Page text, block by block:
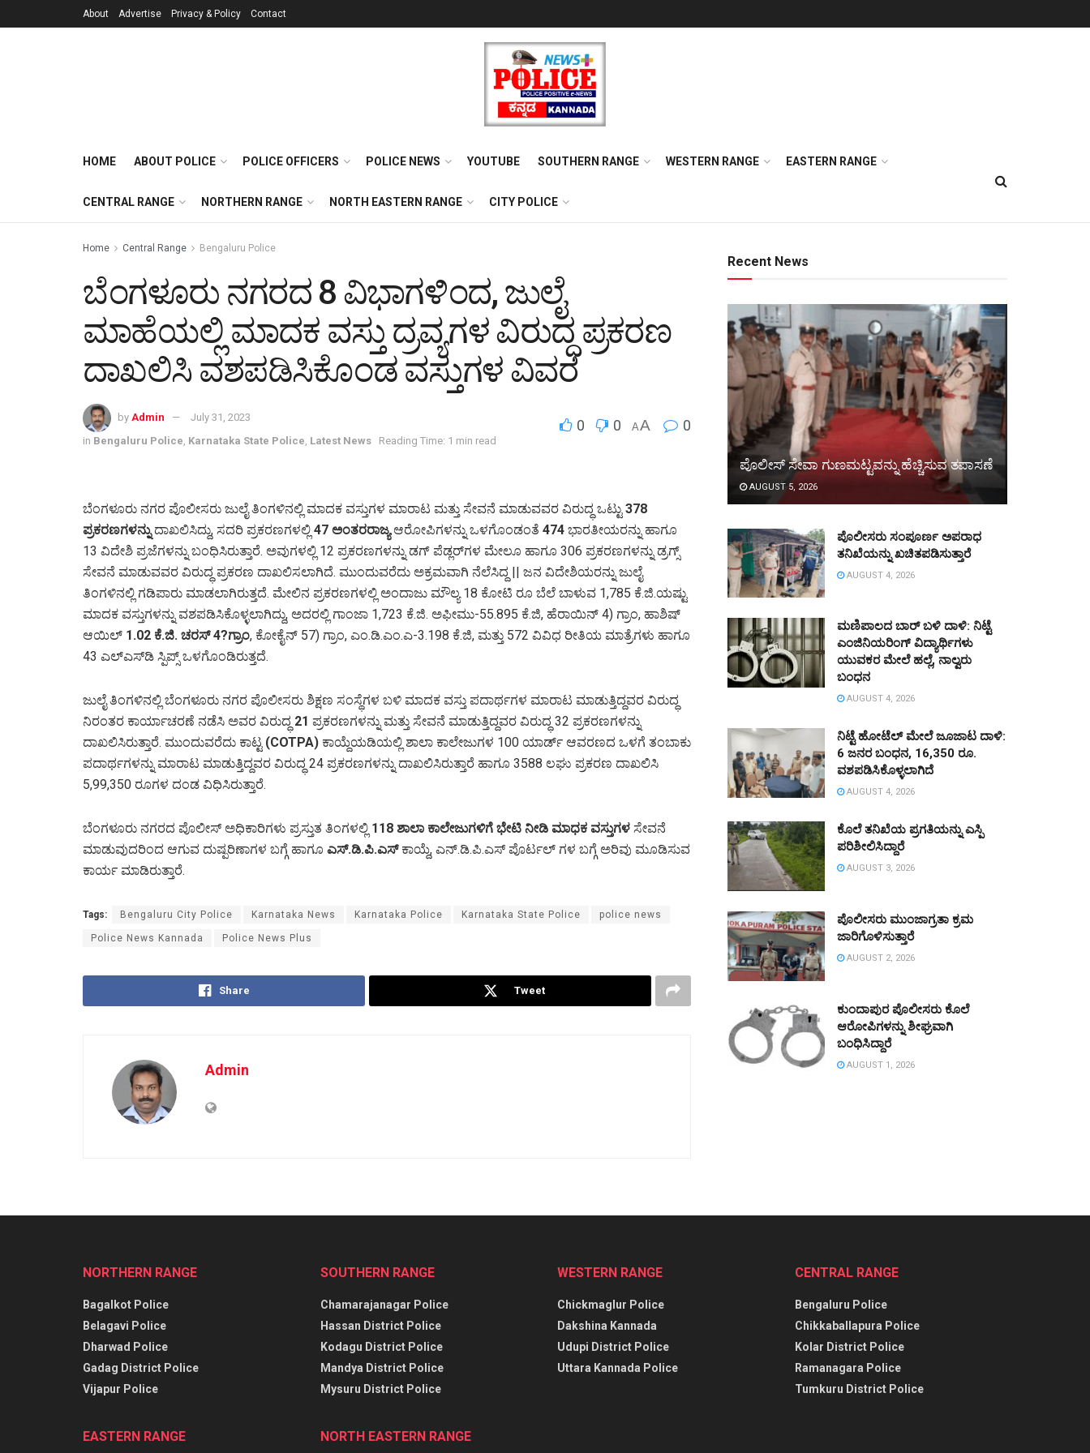
About Advertise Privacy & Policy Contact
HOME ABOUT POLICE POLICE OFFICERS POLICE NEWS YOUTUBE SOUTHERN RANGE WESTERN RANGE EASTERN RANGE
CENTRAL RANGE NORTHERN RANGE NORTH EASTERN RANGE CITY POLICE
Home Central Range Bengaluru Police
ಬೆಂಗಳೂರು ನಗರದ 8 ವಿಭಾಗಳಿಂದ, ಜುಲೈ
ಮಾಹೆಯಲ್ಲಿ ಮಾದಕ ವಸ್ತು ದ್ರವ್ಯಗಳ ವಿರುದ್ಧ ಪ್ರಕರಣ
ದಾಖಲಿಸಿ ವಶಪಡಿಸಿಕೊಂಡ ವಸ್ತುಗಳ ವಿವರ
by Admin
July 31, 2023
in Bengaluru Police Karnataka State Police Latest News Reading Time: 1 min read
0 0 AA 0
ಬೆಂಗಳೂರು ನಗರ ಪೊಲೀಸರು ಜುಲೈ ತಿಂಗಳಿನಲ್ಲಿ ಮಾದಕ ವಸ್ತುಗಳ ಮಾರಾಟ ಮತ್ತು ಸೇವನೆ ಮಾಡುವವರ ವಿರುದ್ಧ ಒಟ್ಟು 378
ಪ್ರಕರಣಗಳನ್ನುದಾಖಲಿಸಿದ್ದು, ಸದರಿ ಪ್ರಕರಣಗಳಲ್ಲಿ 47 ಅಂತರರಾಜ್ಯಆರೋಪಿಗಳನ್ನು ಒಳಗೊಂಡಂತೆ 474 ಭಾರತೀಯರನ್ನು ಹಾಗೂ
13 ವಿದೇಶಿ ಪ್ರಜೆಗಳನ್ನು ಬಂಧಿಸಿರುತ್ತಾರೆ. ಅವುಗಳಲ್ಲಿ 12 ಪ್ರಕರಣಗಳನ್ನು ಡಗ್ ಪೆಡ್ಲರ್‌ಗಳ ಮೇಲೂ ಹಾಗೂ 306 ಪ್ರಕರಣಗಳನ್ನು ಡ್ರಗ್ಸ್
ಸೇವನೆ ಮಾಡುವವರ ವಿರುದ್ಧ ಪ್ರಕರಣ ದಾಖಲಿಸಲಾಗಿದೆ. ಮುಂದುವರೆದು ಅಕ್ರಮವಾಗಿ ನೆಲೆಸಿದ್ದ || ಜನ ವಿದೇಶಿಯರನ್ನು ಜುಲೈ
ತಿಂಗಳಿನಲ್ಲಿ ಗಡಿಪಾರು ಮಾಡಲಾಗಿರುತ್ತದೆ. ಮೇಲಿನ ಪ್ರಕರಣಗಳಲ್ಲಿ ಅಂದಾಜು ಮೌಲ್ಯ 18 ಕೋಟಿ ರೂ ಬೆಲೆ ಬಾಳುವ 1,785 ಕೆ.ಜಿ.ಯಷ್ಟು
ಮಾದಕ ವಸ್ತುಗಳನ್ನು ವಶಪಡಿಸಿಕೊಳ್ಳಲಾಗಿದ್ದು, ಅದರಲ್ಲಿ ಗಾಂಜಾ 1,723 ಕೆ.ಜಿ. ಅಫೀಮು-55.895 ಕೆ.ಜಿ, ಹೆರಾಯಿನ್ 4) ಗ್ರಾಂ, ಹಾಶಿಷ್
ಆಯಿಲ್ 1.02 ಕೆ.ಜಿ. ಚರಸ್ 4?ಗ್ರಾಂ, ಕೋಕೈನ್ 57) ಗ್ರಾಂ, ಎಂ.ಡಿ.ಎಂ.ಎ-3.198 ಕೆ.ಜಿ, ಮತ್ತು 572 ವಿವಿಧ ರೀತಿಯ ಮಾತ್ರೆಗಳು ಹಾಗೂ
43 ಎಲ್‌ಎಸ್‌ಡಿ ಸ್ಪಿಪ್ಸ್ ಒಳಗೊಂಡಿರುತ್ತದೆ.
ಜುಲೈ ತಿಂಗಳಿನಲ್ಲಿ ಬೆಂಗಳೂರು ನಗರ ಪೊಲೀಸರು ಶಿಕ್ಷಣ ಸಂಸ್ಥೆಗಳ ಬಳಿ ಮಾದಕ ವಸ್ತು ಪದಾರ್ಥಗಳ ಮಾರಾಟ ಮಾಡುತ್ತಿದ್ದವರ ವಿರುದ್ಧ
ನಿರಂತರ ಕಾರ್ಯಾಚರಣೆ ನಡೆಸಿ ಅವರ ವಿರುದ್ಧ 21 ಪ್ರಕರಣಗಳನ್ನು ಮತ್ತು ಸೇವನೆ ಮಾಡುತ್ತಿದ್ದವರ ವಿರುದ್ಧ 32 ಪ್ರಕರಣಗಳನ್ನು
ದಾಖಲಿಸಿರುತ್ತಾರೆ. ಮುಂದುವರೆದು ಕಾಟ್ಟ (COTPA) ಕಾಯ್ದೆಯಡಿಯಲ್ಲಿ ಶಾಲಾ ಕಾಲೇಜುಗಳ 100 ಯಾರ್ಡ್ ಆವರಣದ ಒಳಗೆ ತಂಬಾಕು
ಪದಾರ್ಥಗಳನ್ನು ಮಾರಾಟ ಮಾಡುತ್ತಿದ್ದವರ ವಿರುದ್ಧ 24 ಪ್ರಕರಣಗಳನ್ನು ದಾಖಲಿಸಿರುತ್ತಾರೆ ಹಾಗೂ 3588 ಲಘು ಪ್ರಕರಣ ದಾಖಲಿಸಿ
5,99,350 ರೂಗಳ ದಂಡ ವಿಧಿಸಿರುತ್ತಾರೆ.
ಬೆಂಗಳೂರು ನಗರದ ಪೊಲೀಸ್ ಅಧಿಕಾರಿಗಳು ಪ್ರಸ್ತುತ ತಿಂಗಳಲ್ಲಿ 118 ಶಾಲಾ ಕಾಲೇಜುಗಳಿಗೆ ಭೇಟಿ ನೀಡಿ ಮಾಧಕ ವಸ್ತುಗಳ ಸೇವನೆ
ಮಾಡುವುದರಿಂದ ಆಗುವ ದುಷ್ಪರಿಣಾಗಳ ಬಗ್ಗೆ ಹಾಗೂ ಎಸ್.ಡಿ.ಪಿ.ಎಸ್ಕಾಯ್ದೆ, ಎನ್.ಡಿ.ಪಿ.ಎಸ್ ಪೊರ್ಟಲ್ ಗಳ ಬಗ್ಗೆ ಅರಿವು ಮೂಡಿಸುವ
ಕಾರ್ಯ ಮಾಡಿರುತ್ತಾರೆ.
Tags: Bengaluru City Police Karnataka News Karnataka Police Karnataka State Police police news
Police News Kannada Police News Plus
Share Tweet
Admin
Recent News
ಪೊಲೀಸ್ ಸೇವಾ ಗುಣಮಟ್ಟವನ್ನು ಹೆಚ್ಚಿಸುವ ತಪಾಸಣೆ
AUGUST 5, 2026
ಪೊಲೀಸರು ಸಂಪೂರ್ಣ ಅಪರಾಧ
ತನಿಖೆಯನ್ನು ಖಚಿತಪಡಿಸುತ್ತಾರೆ
AUGUST 4, 2026
ಮಣಿಪಾಲದ ಬಾರ್ ಬಳಿ ದಾಳಿ: ನಿಟ್ಟೆ
ಎಂಜಿನಿಯರಿಂಗ್ ವಿದ್ಯಾರ್ಥಿಗಳು
ಯುವಕರ ಮೇಲೆ ಹಲ್ಲೆ, ನಾಲ್ವರು
ಬಂಧನ
AUGUST 4, 2026
ನಿಟ್ಟೆ ಹೋಟೆಲ್ ಮೇಲೆ ಜೂಜಾಟ ದಾಳಿ:
6 ಜನರ ಬಂಧನ, 16,350 ರೂ.
ವಶಪಡಿಸಿಕೊಳ್ಳಲಾಗಿದೆ
AUGUST 4, 2026
ಕೊಲೆ ತನಿಖೆಯ ಪ್ರಗತಿಯನ್ನು ಎಸ್ಪಿ
ಪರಿಶೀಲಿಸಿದ್ದಾರೆ
AUGUST 3, 2026
ಪೊಲೀಸರು ಮುಂಜಾಗ್ರತಾ ಕ್ರಮ
ಜಾರಿಗೊಳಿಸುತ್ತಾರೆ
AUGUST 2, 2026
ಕುಂದಾಪುರ ಪೊಲೀಸರು ಕೊಲೆ
ಆರೋಪಿಗಳನ್ನು ಶೀಘ್ರವಾಗಿ
ಬಂಧಿಸಿದ್ದಾರೆ
AUGUST 1, 2026
NORTHERN RANGE
Bagalkot Police
Belagavi Police
Dharwad Police
Gadag District Police
Vijapur Police
EASTERN RANGE
SOUTHERN RANGE
Chamarajanagar Police
Hassan District Police
Kodagu District Police
Mandya District Police
Mysuru District Police
NORTH EASTERN RANGE
WESTERN RANGE
Chickmaglur Police
Dakshina Kannada
Udupi District Police
Uttara Kannada Police
CENTRAL RANGE
Bengaluru Police
Chikkaballapura Police
Kolar District Police
Ramanagara Police
Tumkuru District Police